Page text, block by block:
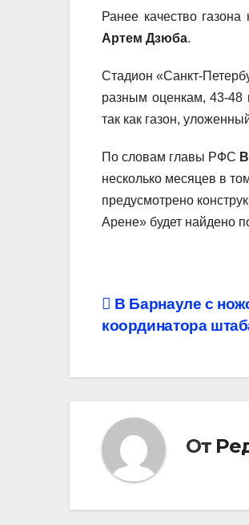
Ранее качество
Артем Дзюба.
Стадион «Санкт-
разным оценкам, 43-48
так как газон,
По словам главы РФС
несколько месяцев в
предусмотрено
Арене» будет найдено
Навигация
по
записям
В Барнауле с
координатора
От